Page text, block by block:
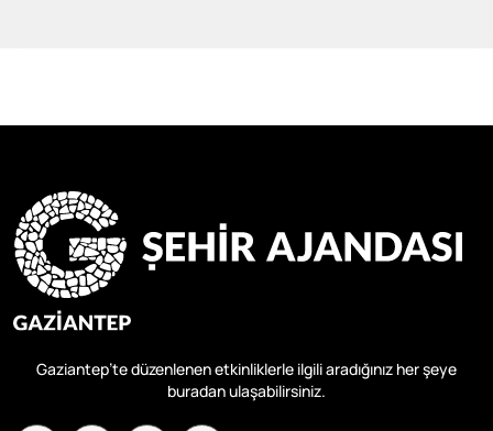
Gaziantep’te düzenlenen etkinliklerle ilgili aradığınız her şeye
buradan ulaşabilirsiniz.